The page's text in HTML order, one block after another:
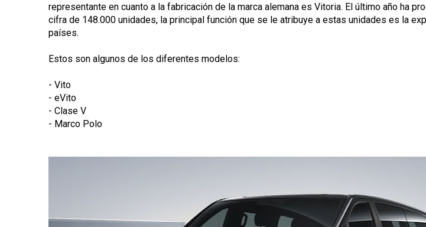
representante en cuanto a la fabricación de la marca alemana es Vitoria. El último año ha
cifra de 148.000 unidades, la principal función que se le atribuye a estas unidades es la
países.
Estos son algunos de los diferentes modelos:
- Vito
- eVito
- Clase V
- Marco Polo